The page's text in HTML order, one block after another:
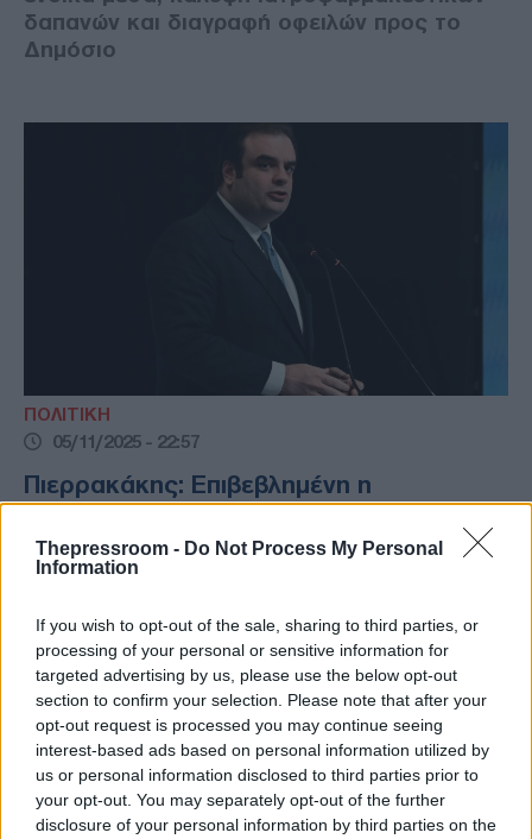
Thepressroom - Do Not Process My Personal
Information
If you wish to opt-out of the sale, sharing to third parties, or
processing of your personal or sensitive information for
targeted advertising by us, please use the below opt-out
section to confirm your selection. Please note that after your
opt-out request is processed you may continue seeing
interest-based ads based on personal information utilized by
us or personal information disclosed to third parties prior to
your opt-out. You may separately opt-out of the further
disclosure of your personal information by third parties on the
δαπανών και διαγραφή οφειλών προς το
Δημόσιο
ΠΟΛΙΤΙΚΗ
05/11/2025 - 22:57
Πιερρακάκης: Επιβεβλημένη η
χρεών τους
Μίλησε για επικοινωνιακό και επιχειρησιακό
λάθος με τα ΕΛΤΑ - Τα χρήματα που τους
δίνονταν, δεν ήταν αφορολόγητα, είπε για
τις οικογένειες θυμάτων της τραγωδίας στο
Μάτι